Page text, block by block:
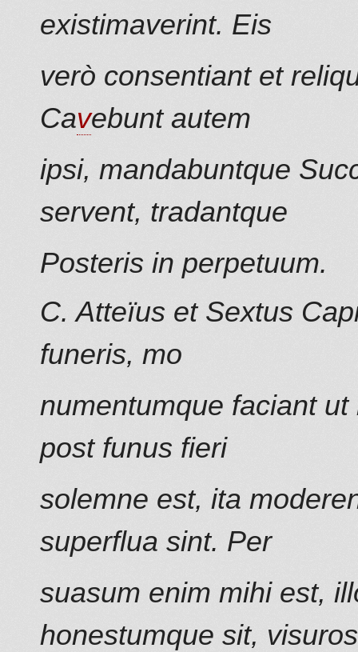
existimaverint. Eis
verò consentiant et
Cavebunt autem
ipsi, mandabuntque
servent, tradantque
Posteris in perpetuum.
C. Atteïus et Sextus
funeris, mo
numentumque faciant
post funus fieri
solemne est, ita
superflua sint. Per
suasum enim mihi est,
honestumque sit,